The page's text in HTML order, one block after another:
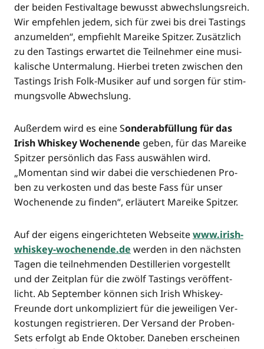
der bei­den Fes­ti­val­ta­ge bewusst abwechs­lungs­reich.
Wir emp­feh­len jedem, sich für zwei bis drei Tastings
anzu­mel­den“, emp­fiehlt Marei­ke Spit­zer. Zusätz­lich
zu den Tastings erwar­tet die Teil­neh­mer eine musi­
ka­li­sche Unter­ma­lung. Hier­bei tre­ten zwi­schen den
Tastings Irish Folk-Musi­ker auf und sor­gen für stim­
mungs­vol­le Abwechslung.
Außer­dem wird es eine Sonder­ab­fül­lung für das
Irish Whis­key Wochen­en­de geben, für das Marei­ke
Spit­zer per­sön­lich das Fass aus­wäh­len wird.
„Momen­tan sind wir dabei die ver­schie­de­nen Pro­
ben zu ver­kos­ten und das bes­te Fass für unser
Wochen­en­de zu fin­den“, erläu­tert Marei­ke Spitzer.
Auf der eigens ein­ge­rich­te­ten Web­sei­tewww.irish-
whiskey-wochenende.de wer­den in den nächs­ten
Tagen die teil­neh­men­den Destil­le­rien vor­ge­stellt
und der Zeit­plan für die zwölf Tastings ver­öf­fent­
licht. Ab Sep­tem­ber kön­nen sich Irish Whis­key-
Freun­de dort unkom­pli­ziert für die jewei­li­gen Ver­
kos­tun­gen regis­trie­ren. Der Ver­sand der Pro­ben-
Sets erfolgt ab Ende Okto­ber. Dane­ben erschei­nen